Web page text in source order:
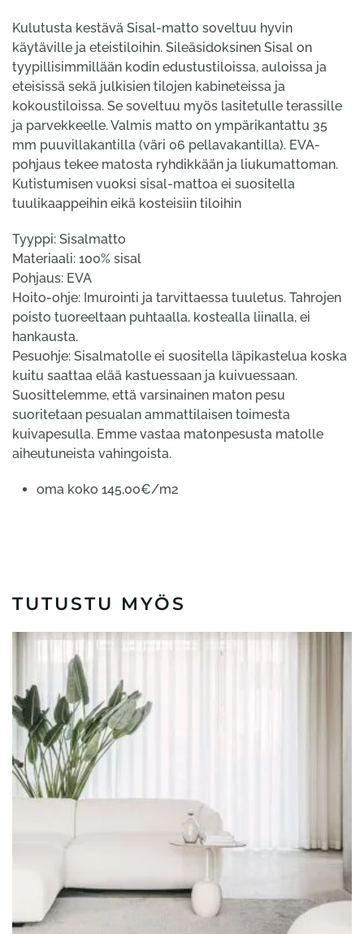
Kulutusta kestävä Sisal-matto soveltuu hyvin
käytäville ja eteistiloihin. Sileäsidoksinen Sisal on
tyypillisimmillään kodin edustustiloissa, auloissa ja
eteisissä sekä julkisien tilojen kabineteissa ja
kokoustiloissa. Se soveltuu myös lasitetulle terassille
ja parvekkeelle. Valmis matto on ympärikantattu 35
mm puuvillakantilla (väri 06 pellavakantilla). EVA-
pohjaus tekee matosta ryhdikkään ja liukumattoman.
Kutistumisen vuoksi sisal-mattoa ei suositella
tuulikaappeihin eikä kosteisiin tiloihin
Tyyppi: Sisalmatto
Materiaali: 100% sisal
Pohjaus: EVA
Hoito-ohje: Imurointi ja tarvittaessa tuuletus. Tahrojen
poisto tuoreeltaan puhtaalla, kostealla liinalla, ei
hankausta.
Pesuohje: Sisalmatolle ei suositella läpikastelua koska
kuitu saattaa elää kastuessaan ja kuivuessaan.
Suosittelemme, että varsinainen maton pesu
suoritetaan pesualan ammattilaisen toimesta
kuivapesulla. Emme vastaa matonpesusta matolle
aiheutuneista vahingoista.
oma koko 145,00€/m2
TUTUSTU MYÖS